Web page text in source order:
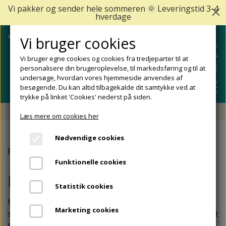
SHOP
FODCREMER
NEGLESVAMP
REDSKABER TIL FODPLEJE OG NEGLEPLEJE
FODFILE OG FODHØVLE
SÅLER, FODINDLÆG OG AFLASTNINGER
FODPROBLEMER
APOFYSITIS CALCANEI/SEVERS SYNDROM
REJSESTØRRELSER
MÆRKER
Fri fragt fra 499 DKK - Levering 1-2 hverdage
Forside
Kolde fødder
Kolde fødder er generende og ubehagelige. Det kan
skyldes kolde gulve eller stillesiddende arbejde, men det
Vi bruger cookies
Vi bruger egne cookies og cookies fra tredjeparter til at
personalisere din brugeroplevelse, til markedsføring og til at
undersøge, hvordan vores hjemmeside anvendes af
besøgende. Du kan altid tilbagekalde dit samtykke ved at
trykke på linket 'Cookies' nederst på siden.
Læs mere om cookies her
Nødvendige cookies
Funktionelle cookies
Statistik cookies
Marketing cookies
Vi pakker og sender hele sommeren 🌞 Leveringstid 3-4
hverdage